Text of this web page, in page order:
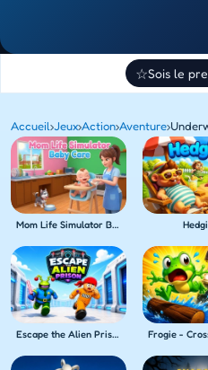
☆Sois le
Accueil›Jeux›Action›Aventure›
Mom Life Simulator Baby Care
Escape the Alien Prison